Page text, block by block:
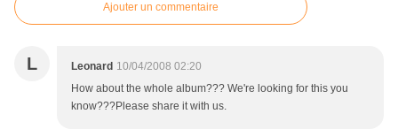
Ajouter un commentaire
L Leonard 10/04/2008 02:20
How about the whole album??? We're looking for this you
know???Please share it with us.